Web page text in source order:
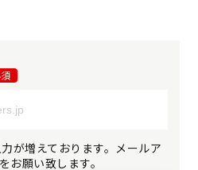
が増えております。メールア
お願い致します。